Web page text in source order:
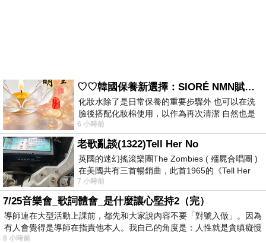
♡♡韓國保養新選擇：SIORÉ NMN賦活泡泡化妝水♡♡
化妝水除了是日常保養的重要步驟外 也可以在洗
臉後搭配化妝棉使用，以作為再次清潔 自然也是
我的保養必備品項 不過，我對於化妝
6 小時前
老歌亂談(1322)Tell Her No
英國的迷幻搖滾樂團The Zombies ( 殭屍合唱團 )
在美國共有三首暢銷曲，此首1965的《Tell Her
No》即為其中之一，在告示牌百大單曲
7 小時前
7/25音樂會_歌詞體會_是什麼讓心堅持2（完）
導師連在大型活動上課前，都先和大家說內容不要「對號入做」。因為
有人會覺得是導師在指責他本人。我自己的角度是：人性就是貪瞋癡慢
8 小時前